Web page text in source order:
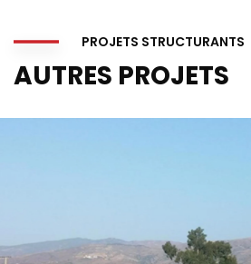
PROJETS STRUCTURANTS
AUTRES PROJETS